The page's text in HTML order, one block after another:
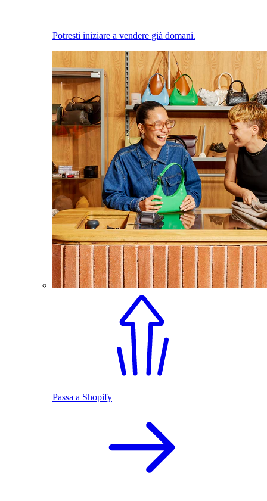
Potresti iniziare a vendere già domani.
Passa a Shopify